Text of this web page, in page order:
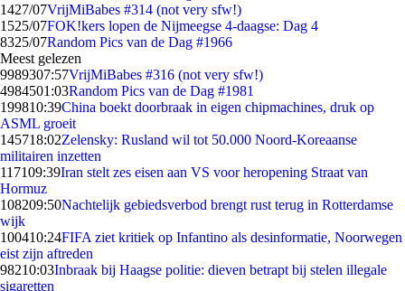
1427/07VrijMiBabes #314 (not very sfw!)
1525/07FOK!kers lopen de Nijmeegse 4-daagse: Dag 4
8325/07Random Pics van de Dag #1966
Meest gelezen
9989307:57VrijMiBabes #316 (not very sfw!)
4984501:03Random Pics van de Dag #1981
199810:39China boekt doorbraak in eigen chipmachines, druk op
ASML groeit
145718:02Zelensky: Rusland wil tot 50.000 Noord-Koreaanse
militairen inzetten
117109:39Iran stelt zes eisen aan VS voor heropening Straat van
Hormuz
108209:50Nachtelijk gebiedsverbod brengt rust terug in Rotterdamse
wijk
100410:24FIFA ziet kritiek op Infantino als desinformatie, Noorwegen
eist zijn aftreden
98210:03Inbraak bij Haagse politie: dieven betrapt bij stelen illegale
sigaretten